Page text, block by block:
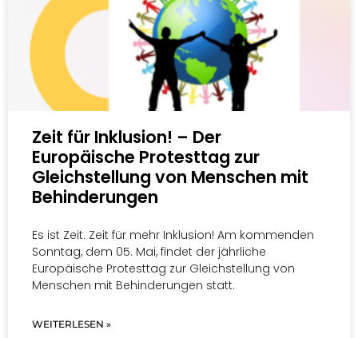
Zeit für Inklusion! – Der
Europäische Protesttag zur
Gleichstellung von Menschen mit
Behinderungen
Es ist Zeit. Zeit für mehr Inklusion! Am kommenden
Sonntag, dem 05. Mai, findet der jährliche
Europäische Protesttag zur Gleichstellung von
Menschen mit Behinderungen statt.
WEITERLESEN »